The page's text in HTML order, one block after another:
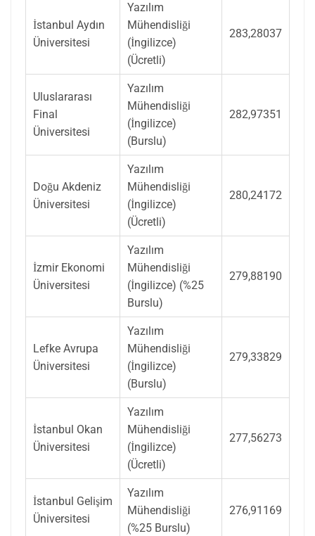
İstanbul Aydın
Üniversitesi
Yazılım
Mühendisliği
(İngilizce)
(Ücretli)
283,28037
Uluslararası
Final
Üniversitesi
Yazılım
Mühendisliği
(İngilizce)
(Burslu)
282,97351
Doğu Akdeniz
Üniversitesi
Yazılım
Mühendisliği
(İngilizce)
(Ücretli)
280,24172
İzmir Ekonomi
Üniversitesi
Yazılım
Mühendisliği
(İngilizce) (%25
Burslu)
279,88190
Lefke Avrupa
Üniversitesi
Yazılım
Mühendisliği
(İngilizce)
(Burslu)
279,33829
İstanbul Okan
Üniversitesi
Yazılım
Mühendisliği
(İngilizce)
(Ücretli)
277,56273
İstanbul Gelişim
Üniversitesi
Yazılım
Mühendisliği
(%25 Burslu)
276,91169